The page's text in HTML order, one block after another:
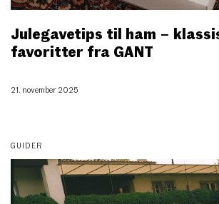
Julegavetips til ham –
favoritter fra GANT
21. november 2025
GUIDER